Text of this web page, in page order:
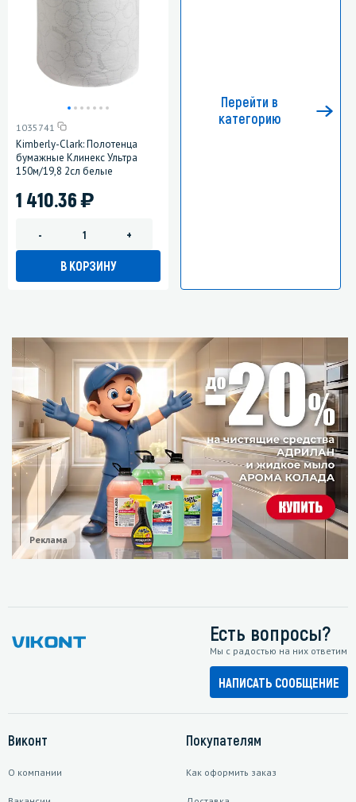
1035741
Kimberly-Clark: Полотенца
бумажные Клинекс Ультра
150м/19,8 2сл белые
1 410.36)
- +
В КОРЗИНУ
Перейти в
категорию
Реклама
Есть вопросы?
Мы с радостью на них ответим
НАПИСАТЬ СООБЩЕНИЕ
Виконт
О компании
Покупателям
Как оформить заказ